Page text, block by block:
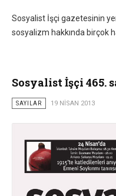
Sosyalist İşçi gazetesinin
sosyalizm hakkında birçok
Sosyalist İşçi 465.
SAYILAR 19 NISAN 2013